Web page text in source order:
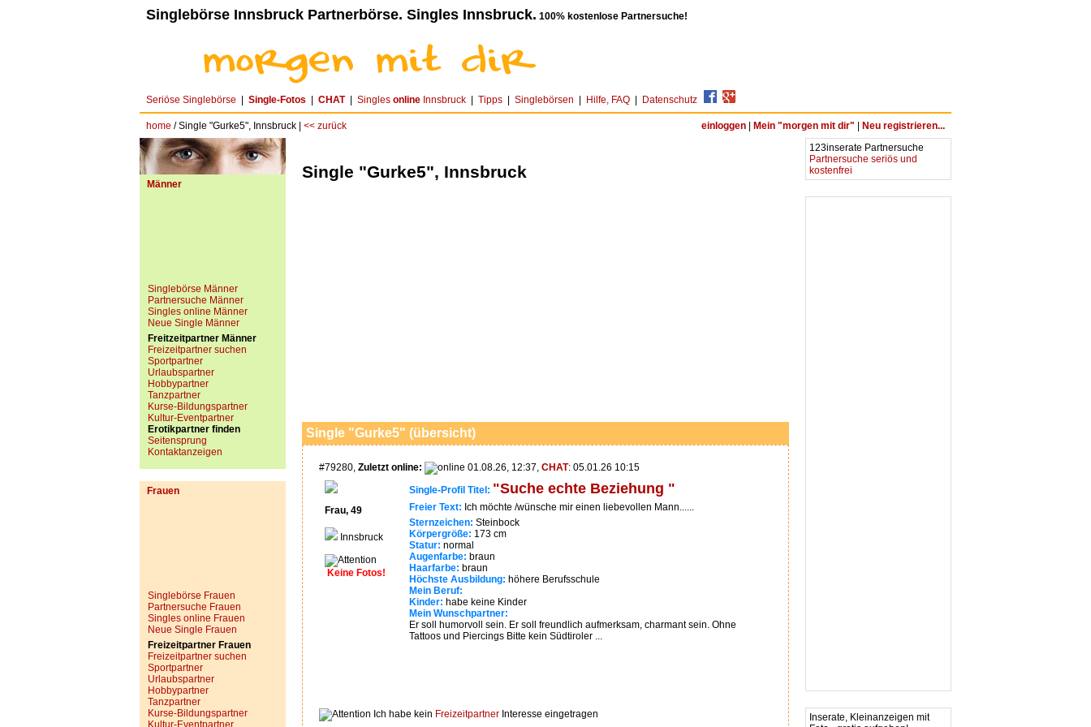
Singlebörse Innsbruck Partnerbörse. Singles Innsbruck. 100% kostenlose Partnersuche!
Seriöse Singlebörse Single-Fotos CHAT| Singles online Innsbruck Tipps Singlebörsen Hilfe, FAQ Datenschutz
home / Single "Gurke5", Innsbruck | << zurück einloggen Mein "morgen mit dir" Neu registrieren...
Männer
Singlebörse Männer
Partnersuche Männer
Singles online Männer
Neue Single Männer
Freitzeitpartner Männer
Freizeitpartner suchen
Sportpartner
Urlaubspartner
Hobbypartner
Tanzpartner
Kurse-Bildungspartner
Kultur-Eventpartner
Erotikpartner finden
Seitensprung
Kontaktanzeigen
Frauen
Singlebörse Frauen
Partnersuche Frauen
Singles online Frauen
Neue Single Frauen
Freizeitpartner Frauen
Freizeitpartner suchen
Sportpartner
Urlaubspartner
Hobbypartner
Tanzpartner
Kurse-Bildungspartner
Kultur-Eventpartner
Single "Gurke5", Innsbruck
Single "Gurke5" (übersicht)
#79280, Zuletzt online: 01.08.26, 12:37, CHAT: 05.01.26 10:15
Frau, 49
Innsbruck
Keine Fotos!
Single-Profil Titel: "Suche echte Beziehung "
Freier Text: Ich möchte /wünsche mir einen liebevollen Mann......
Sternzeichen: Steinbock
Körpergröße: 173 cm
Statur: normal
Augenfarbe: braun
Haarfarbe: braun
Höchste Ausbildung: höhere Berufsschule
Mein Beruf:
Kinder: habe keine Kinder
Mein Wunschpartner:
Er soll humorvoll sein. Er soll freundlich aufmerksam, charmant sein. Ohne
Tattoos und Piercings Bitte kein Südtiroler ...
Ich habe kein Freizeitpartner Interesse eingetragen
123inserate Partnersuche
Partnersuche seriös und
kostenfrei
Inserate, Kleinanzeigen mit